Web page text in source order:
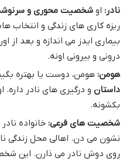
نادر: اوشخصیت محوری و
ریزه کاری های زندگی و
بیماری ایدز می اندازه و بعد
درونی و بیرونی اونه.
هومن: هومن، دوست یا بهتره
داستان و درگیری های نادر داره.
بکشونه.
شخصیت های فرعی: خانواده
نشون می دن. اهالی محل زندگی
روی دوش نادر می ذارن. این